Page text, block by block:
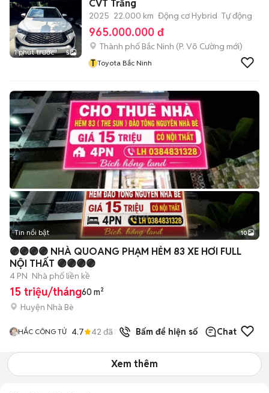
1 phút trước 5
CVT Trắng
2025 22.000 km Động cơ Hybrid Tự động
965.000.000 đ
Thành phố Bắc Ninh (P. Võ Cường mới)
T Toyota Bắc Ninh
+2
Tin nổi bật 10
🟣🟣🟣🟣 NHÀ QUOANG PHẠM HẺM 83 XE HƠI FULL
NỘI THẤT 🟣🟣🟣🟣
4 PN Nhà phố liền kề
15 triệu/tháng60 m²
Huyện Nhà Bè
HẮC CÔNG TỬ 4.7 42 đã bán Bấm để hiện số Chat
Xem thêm